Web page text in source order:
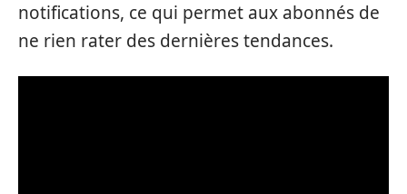
notifications, ce qui permet aux abonnés de
ne rien rater des dernières tendances.